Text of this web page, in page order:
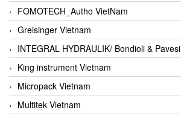
FOMOTECH_Autho VietNam
Greisinger Vietnam
INTEGRAL HYDRAULIK/ Bondioli & Pavesi
King instrument Vietnam
Micropack Vietnam
Multitek Vietnam